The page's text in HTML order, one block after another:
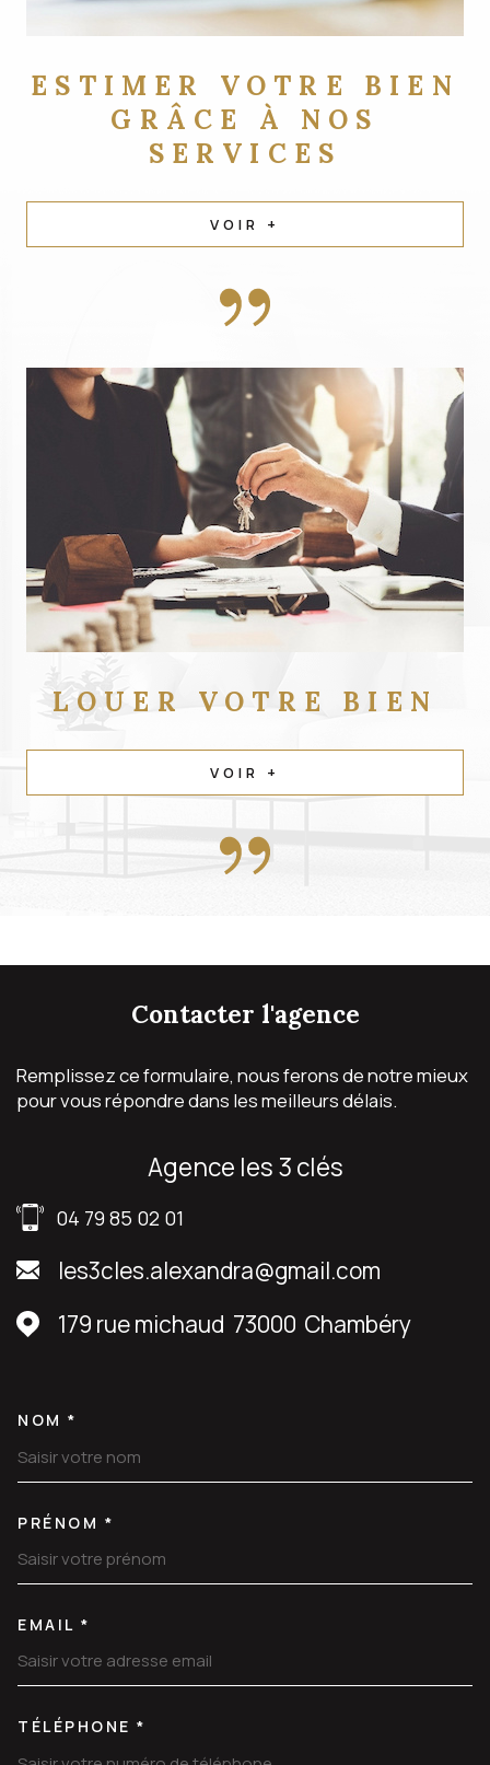
ESTIMER VOTRE BIEN
GRÂCE À NOS
SERVICES
VOIR +
LOUER VOTRE BIEN
VOIR +
contacter l'agence
Remplissez ce formulaire, nous ferons de notre mieux
pour vous répondre dans les meilleurs délais.
agence les 3 clés
04 79 85 02 01
les3cles.alexandra@gmail.com
179 rue michaud 73000 Chambéry
NOM *
PRÉNOM *
EMAIL *
TÉLÉPHONE *